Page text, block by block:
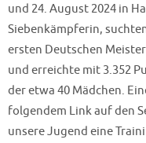
und 24. August 2024 in
Siebenkämpferin,
ersten Deutschen
und erreichte mit 3.352
der etwa 40 Mädchen.
folgendem Link auf den
unsere Jugend eine